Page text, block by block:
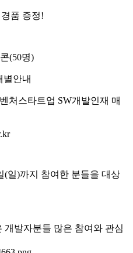
경품 증정!
(50명)
별안내
처스타트업 SW개발인재 매
일)까지 참여한 분들을 대상
개발자분들 많은 참여와 관심